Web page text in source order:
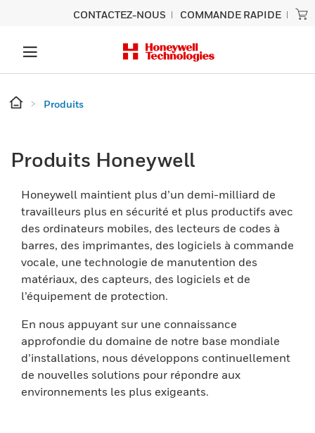
CONTACTEZ-NOUS COMMANDE RAPIDE
Produits
Produits Honeywell
Honeywell maintient plus d’un demi-milliard de
travailleurs plus en sécurité et plus productifs avec
des ordinateurs mobiles, des lecteurs de codes à
barres, des imprimantes, des logiciels à commande
vocale, une technologie de manutention des
matériaux, des capteurs, des logiciels et de
l’équipement de protection.
En nous appuyant sur une connaissance
approfondie du domaine de notre base mondiale
d’installations, nous développons continuellement
de nouvelles solutions pour répondre aux
environnements les plus exigeants.